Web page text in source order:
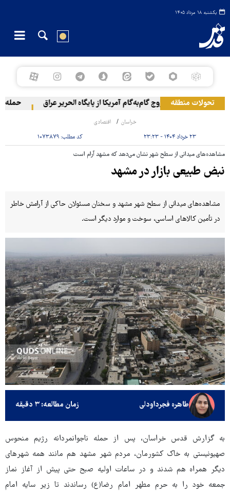
یکشنبه ۱۸ مرداد ۱۴۰۵
تحولات منطقهخروج گام‌به‌گام آمریکا از پایگاه الحریر عراق حمله یمن
خراسان اقتصادی
۲۳ خرداد ۱۴۰۴ - ۲۳:۲۳ کد مطلب: ۱۰۷۳۸۷۹
مشاهده‌های میدانی از سطح شهر نشان می‌دهد که مشهد آرام است
نبض طبیعی بازار در مشهد
مشاهده‌های میدانی از سطح شهر مشهد و سخنان مسئولان حاکی از آرامش خاطر
در تأمین کالاهای اساسی، سوخت و موارد دیگر است.
طاهره فجرداودلی زمان مطالعه: ۳ دقیقه
به گزارش قدس خراسان، پس از حمله ناجوانمردانه رژیم منحوس
صهیونیستی به خاک کشورمان، مردم شهر مشهد هم مانند همه شهرهای
دیگر همراه هم شدند و در ساعات اولیه صبح حتی پیش از آغاز نماز
جمعه خود را به حرم مطهر امام رضا(ع) رساندند تا زیر سایه امام